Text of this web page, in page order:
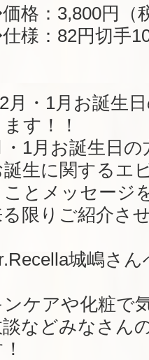
格：3,800円（
様：82円切手
・1月お誕生
す！！
・1月お誕生日
誕生に関するエ
ことメッセージ
る限りご紹介さ
城嶋さん
ンケアや化粧で
談などみなさん